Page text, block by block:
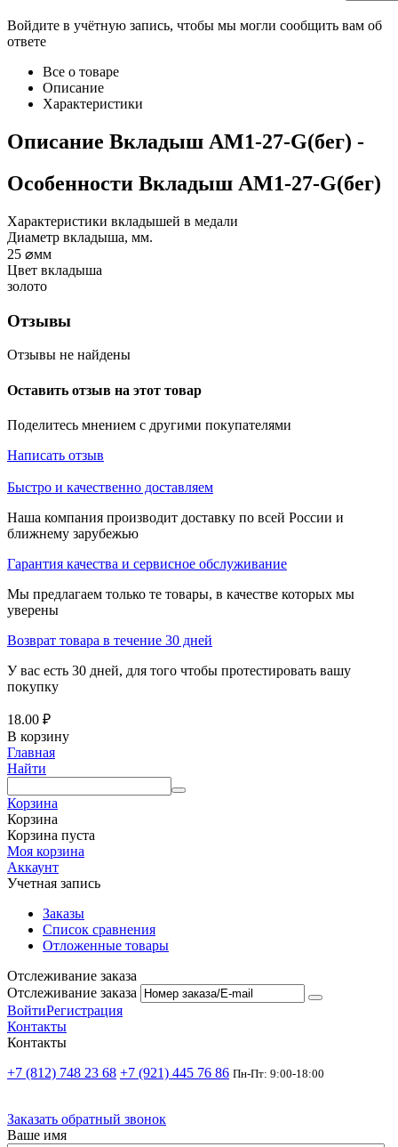
Войдите в учётную запись, чтобы мы могли сообщить вам об
ответе
Все о товаре
Описание
Характеристики
Описание Вкладыш AM1-27-G(бег) -
Особенности Вкладыш AM1-27-G(бег)
Характеристики вкладышей в медали
Диаметр вкладыша, мм.
25 ⌀мм
Цвет вкладыша
золото
Отзывы
Отзывы не найдены
Оставить отзыв на этот товар
Поделитесь мнением с другими покупателями
Написать отзыв
Быстро и качественно доставляем
Наша компания производит доставку по всей России и
ближнему зарубежью
Гарантия качества и сервисное обслуживание
Мы предлагаем только те товары, в качестве которых мы
уверены
Возврат товара в течение 30 дней
У вас есть 30 дней, для того чтобы протестировать вашу
покупку
18.00 ₽
В корзину
Главная
Найти
Корзина
Корзина
Корзина пуста
Моя корзина
Аккаунт
Учетная запись
Заказы
Список сравнения
Отложенные товары
Отслеживание заказа
Отслеживание заказа
ВойтиРегистрация
Контакты
Контакты
+7 (812) 748 23 68 +7 (921) 445 76 86 Пн-Пт: 9:00-18:00
Заказать обратный звонок
Ваше имя